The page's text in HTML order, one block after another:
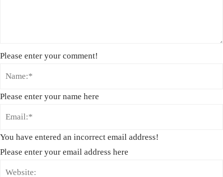
Please enter your comment!
Please enter your name here
You have entered an incorrect email address!
Please enter your email address here